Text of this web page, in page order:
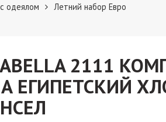
одеялом Летний набор Евро
2111
ЕГИПЕТСКИЙ